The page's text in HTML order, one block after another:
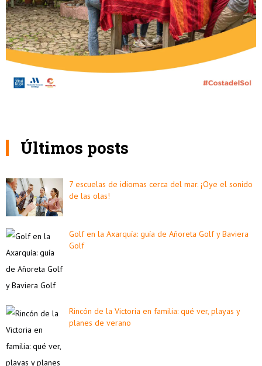
Últimos posts
7 escuelas de idiomas cerca del mar. ¡Oye el sonido
de las olas!
Golf en la Axarquía: guía de Añoreta Golf y Baviera
Golf
Rincón de la Victoria en familia: qué ver, playas y
planes de verano